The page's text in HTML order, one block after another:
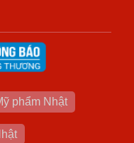
phẩm Nhật